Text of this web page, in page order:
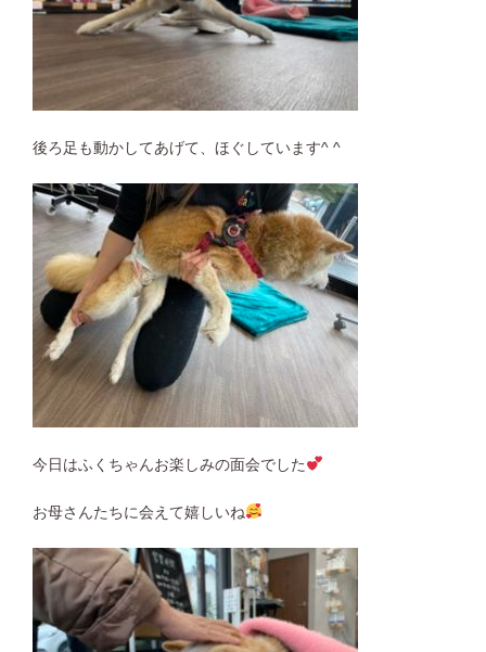
後ろ足も動かしてあげて、ほぐしています^ ^
今日はふくちゃんお楽しみの面会でした
お母さんたちに会えて嬉しいね